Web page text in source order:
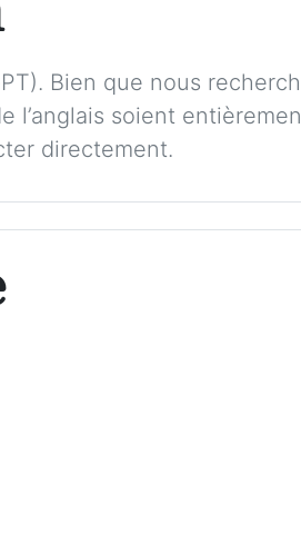
Bien que nous
soient
directement.